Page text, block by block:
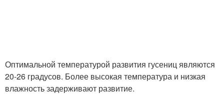
Оптимальной температурой развития гусениц являются
20-26 градусов. Более высокая температура и низкая
влажность задерживают развитие.